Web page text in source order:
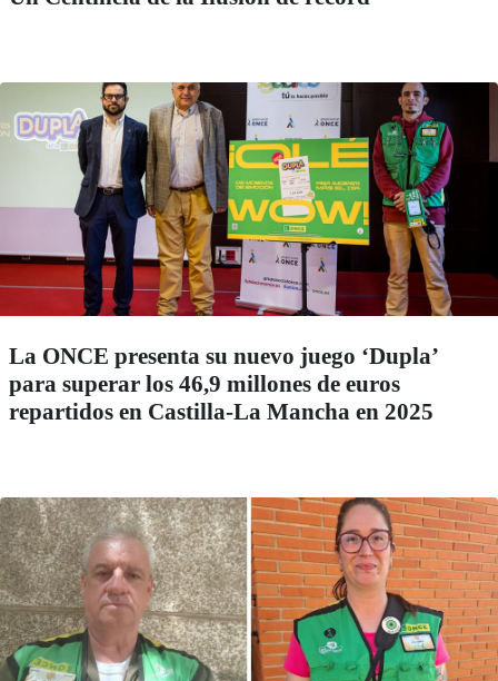
La ONCE presenta su nuevo juego ‘Dupla’
para superar los 46,9 millones de euros
repartidos en Castilla-La Mancha en 2025